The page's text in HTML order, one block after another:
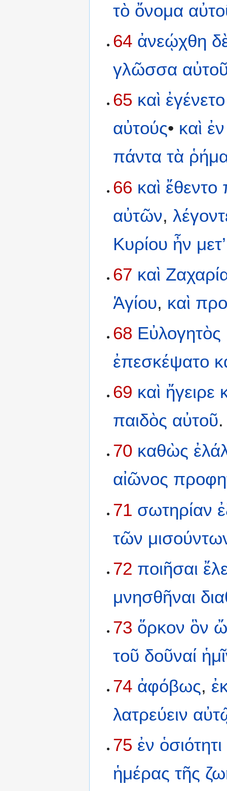
τὸ ὄνομα
64 ἀνεῴχθη
γλῶσσα
65 καὶ ἐγένετο
αὐτούς• καὶ ἐν
πάντα τὰ
66 καὶ ἔθεντο
αὐτῶν,
Κυρίου ἦν μετ’
67 καὶ
Ἁγίου, καὶ
68 Εὐλογητὸς
ἐπεσκέψατο
69 καὶ ἤγειρε
παιδὸς αὐτοῦ.
70 καθὼς
αἰῶνος
71 σωτηρίαν
τῶν
72 ποιῆσαι
μνησθῆναι
73 ὅρκον ὃν
τοῦ δοῦναί
74 ἀφόβως,
λατρεύειν
75 ἐν ὁσιότητι
ἡμέρας τῆς